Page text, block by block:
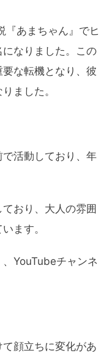
あまちゃん』でヒ
なりました。この
な転機となり、彼
ました。
活動しており、年
おり、大人の雰囲
ます。
YouTubeチャンネ
顔立ちに変化があ